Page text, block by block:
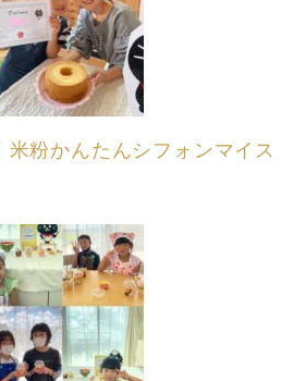
米粉かんたんシフォンマイス